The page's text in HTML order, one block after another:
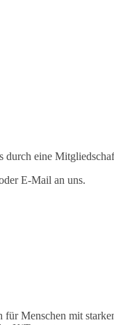
eine
E-Mail an uns.
Menschen mit